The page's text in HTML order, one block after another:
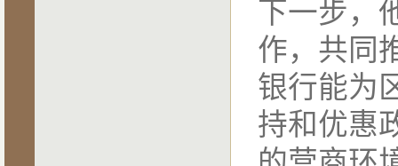
下一步，
作，共同
银行能为
持和优惠